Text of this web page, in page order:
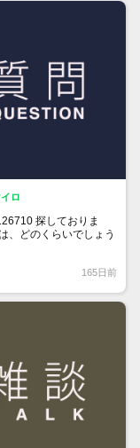
ロ
探しておりま
、どのくらいでしょう
165日前